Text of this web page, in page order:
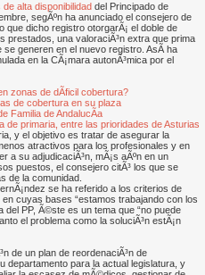
alta disponibilidad del Principado de
segÃºn ha anunciado el consejero de
que dicho registro otorgarÃ¡ el doble de
prestados, una valoraciÃ³n extra que prima
generen en el nuevo registro. AsÃ­ ha
en la CÃ¡mara autonÃ³mica por el
zonas de dÃ­ficil cobertura?
de cobertura en su plaza
Familia de AndalucÃ­a
primaria, entre las prioridades de Asturias
y el objetivo es tratar de asegurar la
atractivos para los profesionales y en
a su adjudicaciÃ³n, mÃ¡s aÃºn en un
puestos, el consejero citÃ³ los que se
de la comunidad.
se ha referido a los criterios de
cuyas bases “estamos trabajando con los
del PP, Ã©ste es un tema que “no puede
el problema como la soluciÃ³n estÃ¡n
de un plan de reordenaciÃ³n de
departamento para la actual legislatura, y